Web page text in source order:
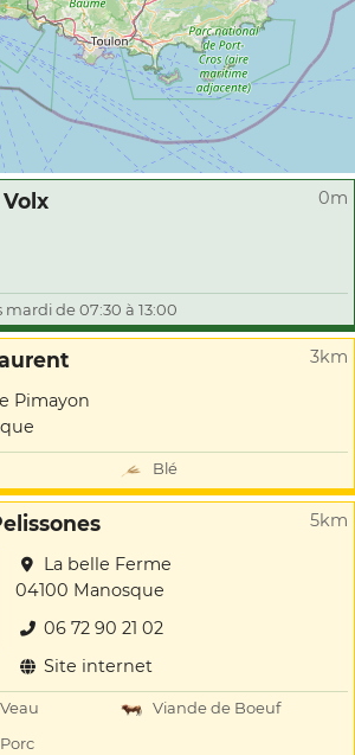
0m
mardi de 07:30 à 13:00
3km
Pimayon
Blé
5km
La belle Ferme
04100 Manosque
06 72 90 21 02
Site internet
Viande de Boeuf